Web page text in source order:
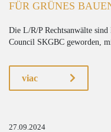
FÜR GRÜNES
Die L/R/P Rechtsanwälte
Council SKGBC geworden,
viac
27.09.2024